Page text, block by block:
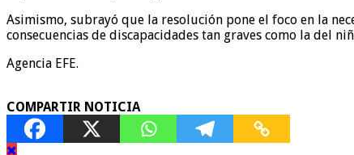
Asimismo, subrayó que la resolución pone el foco en la
consecuencias de discapacidades tan graves como la del
Agencia EFE.
COMPARTIR NOTICIA